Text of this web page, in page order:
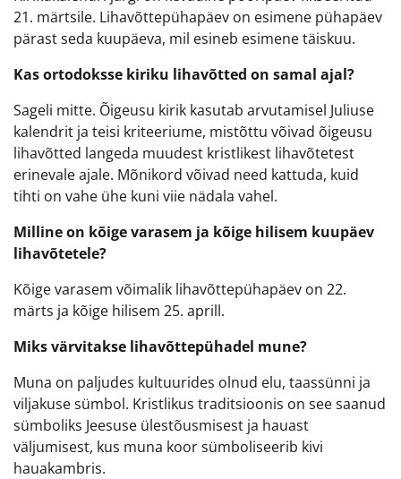
21. märtsile. Lihavõttepühapäev on esimene pühapäev
pärast seda kuupäeva, mil esineb esimene täiskuu.
Kas ortodoksse kiriku lihavõtted on samal ajal?
Sageli mitte. Õigeusu kirik kasutab arvutamisel Juliuse
kalendrit ja teisi kriteeriume, mistõttu võivad õigeusu
lihavõtted langeda muudest kristlikest lihavõtetest
erinevale ajale. Mõnikord võivad need kattuda, kuid
tihti on vahe ühe kuni viie nädala vahel.
Milline on kõige varasem ja kõige hilisem kuupäev
lihavõtetele?
Kõige varasem võimalik lihavõttepühapäev on 22.
märts ja kõige hilisem 25. aprill.
Miks värvitakse lihavõttepühadel mune?
Muna on paljudes kultuurides olnud elu, taassünni ja
viljakuse sümbol. Kristlikus traditsioonis on see saanud
sümboliks Jeesuse ülestõusmisest ja hauast
väljumisest, kus muna koor sümboliseerib kivi
hauakambris.